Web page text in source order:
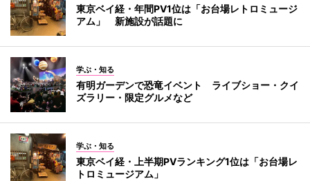
東京ベイ経・年間PV1位は「お台場レトロミュージ
アム」 新施設が話題に
学ぶ・知る
有明ガーデンで恐竜イベント ライブショー・クイ
ズラリー・限定グルメなど
学ぶ・知る
東京ベイ経・上半期PVランキング1位は「お台場レ
トロミュージアム」